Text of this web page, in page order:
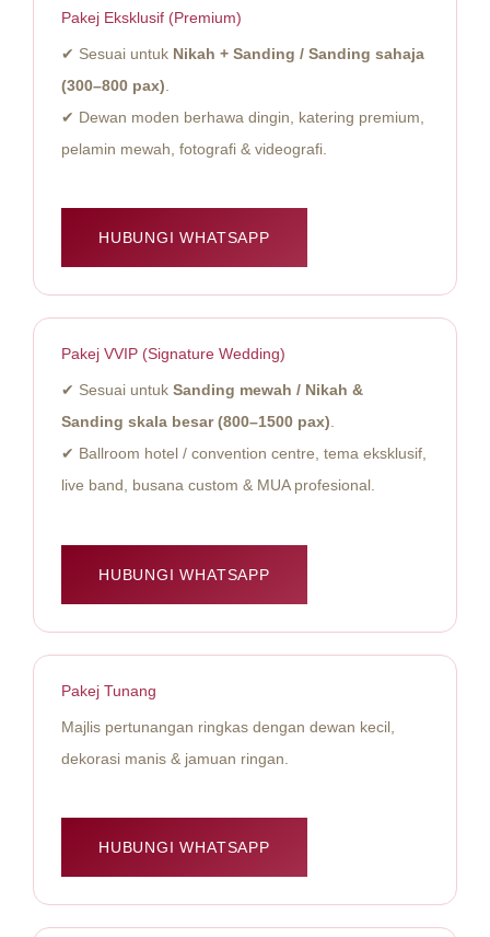
Pakej Eksklusif (Premium)
✔ Sesuai untuk Nikah + Sanding / Sanding sahaja
(300–800 pax)
✔ Dewan moden berhawa dingin, katering premium,
pelamin mewah, fotografi & videografi.
HUBUNGI WHATSAPP
Pakej VVIP (Signature Wedding)
✔ Sesuai untuk Sanding mewah / Nikah &
Sanding skala besar (800–1500 pax).
✔ Ballroom hotel / convention centre, tema eksklusif,
live band, busana custom & MUA profesional.
HUBUNGI WHATSAPP
Pakej Tunang
Majlis pertunangan ringkas dengan dewan kecil,
dekorasi manis & jamuan ringan.
HUBUNGI WHATSAPP